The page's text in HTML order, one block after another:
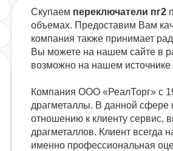
Скупаем переключатели пг2
объемах. Предоставим Вам
компания также принимает
Вы можете на нашем сайте в
возможно на нашем источнике
Компания ООО «РеалТорг» с
драгметаллы. В данной
отношению к клиенту сервис,
драгметаллов. Клиент всегда
именно профессиональная